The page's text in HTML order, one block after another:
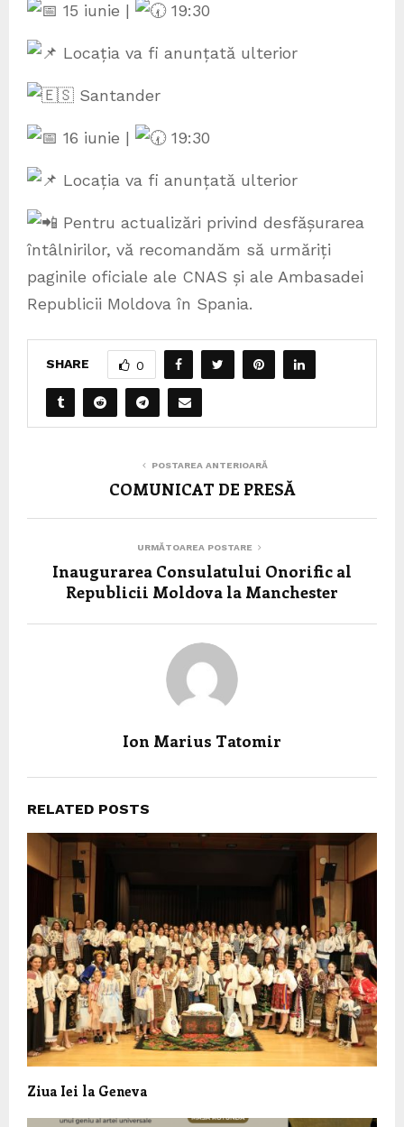
15 iunie | 19:30
Locația va fi anunțată ulterior
Santander
16 iunie | 19:30
Locația va fi anunțată ulterior
Pentru actualizări privind desfășurarea
întâlnirilor, vă recomandăm să urmăriți
paginile oficiale ale CNAS și ale Ambasadei
Republicii Moldova în Spania.
SHARE 0
POSTAREA ANTERIOARĂ
COMUNICAT DE PRESĂ
URMĂTOAREA POSTARE
Inaugurarea Consulatului Onorific al
Republicii Moldova la Manchester
Ion Marius Tatomir
RELATED POSTS
Ziua Iei la Geneva